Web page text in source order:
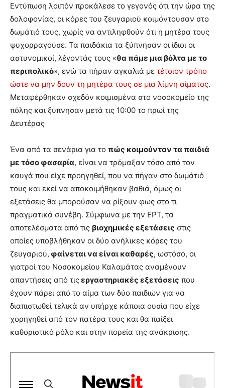
Εντύπωση λοιπόν προκάλεσε το γεγονός ότι την ώρα της
δολοφονίας, οι κόρες του ζευγαριού κοιμόντουσαν στο
δωμάτιό τους, χωρίς να αντιληφθούν ότι η μητέρα τους
ψυχορραγούσε. Τα παιδάκια τα ξύπνησαν οι ίδιοι οι
αστυνομικοί, λέγοντάς τους «θα πάμε μια βόλτα με το
περιπολικό», ενώ τα πήραν αγκαλιά με τέτοιον τρόπο
ώστε να μην δουν τη μητέρα τους σε μια λίμνη αίματος.
Μεταφέρθηκαν σχεδόν κοιμισμένα στο νοσοκομείο της
πόλης και ξύπνησαν μετά τις 10:00 το πρωί της
Δευτέρας
Ένα από τα σενάρια για το πώς κοιμούνταν τα παιδιά
με τόσο φασαρία, είναι να τρόμαξαν τόσο από τον
καυγά που είχε προηγηθεί, που να πήγαν στο δωμάτιό
τους και εκεί να αποκοιμήθηκαν βαθιά, όμως οι
εξετάσεις θα μπορούσαν να ρίξουν φως στο τι
πραγματικά συνέβη. Σύμφωνα με την ΕΡΤ, τα
αποτελέσματα από τις βιοχημικές εξετάσεις στις
οποίες υποβλήθηκαν οι δύο ανήλικες κόρες του
ζευγαριού, φαίνεται να είναι καθαρές, ωστόσο, οι
γιατροί του Νοσοκομείου Καλαμάτας αναμένουν
απαντήσεις από τιςεργαστηριακές εξετάσεις που
έχουν πάρει από το αίμα των δύο παιδιών για να
διαπιστωθεί τελικά αν υπήρχε κάποια ουσία που είχε
χορηγηθεί από τον πατέρα τους και θα παίξει
καθοριστικό ρόλο και στην πορεία της ανάκρισης.